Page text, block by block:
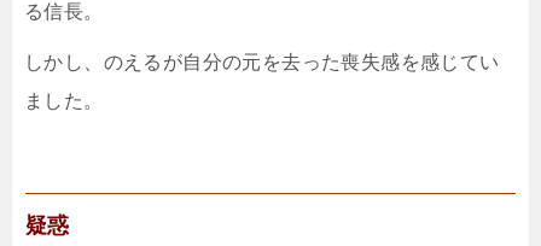
る信長。
しかし、のえるが自分の元を去った喪失感を感じてい
ました。
疑惑